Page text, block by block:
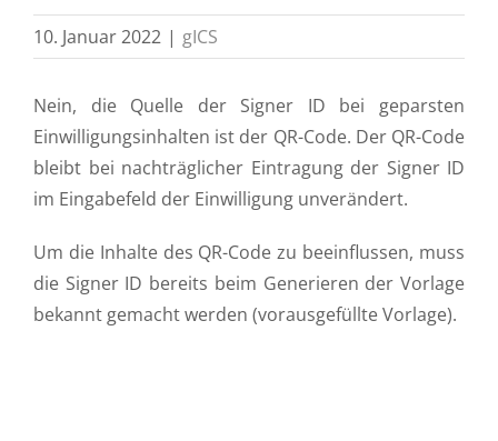
10. Januar 2022 | gICS
Nein, die Quelle der Signer ID bei geparsten
Einwilligungsinhalten ist der QR-Code. Der QR-Code
bleibt bei nachträglicher Eintragung der Signer ID
im Eingabefeld der Einwilligung unverändert.
Um die Inhalte des QR-Code zu beeinflussen, muss
die Signer ID bereits beim Generieren der Vorlage
bekannt gemacht werden (vorausgefüllte Vorlage).